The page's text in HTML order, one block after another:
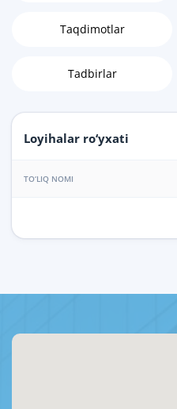
Taqdimotlar
Tadbirlar
Loyihalar ro‘yxati
TO‘LIQ NOMI